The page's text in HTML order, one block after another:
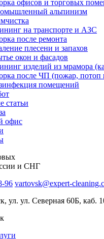
офисов и торговых
альпинизм
на транспорте и АЗС
после ремонта
плесени и запахов
окон и фасадов
изделий из мрамора
после ЧП (пожар, потоп
помещений
статьи
офис
и СНГ
96 vartovsk@expert-
ул. ул. Северная 60Б, каб.